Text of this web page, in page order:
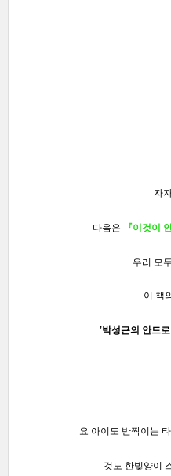
자
다음은 『이것이
우리 모
이 책
'박성근의 안드
요 아이도 반짝이는
것도 한빛양이